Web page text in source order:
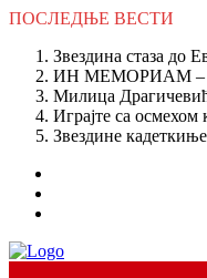
ПОСЛЕДЊЕ ВЕСТИ
Звездина стаза до
ИН МЕМОРИАМ –
Милица Драгичевић
Играјте са осмехом
Звездине